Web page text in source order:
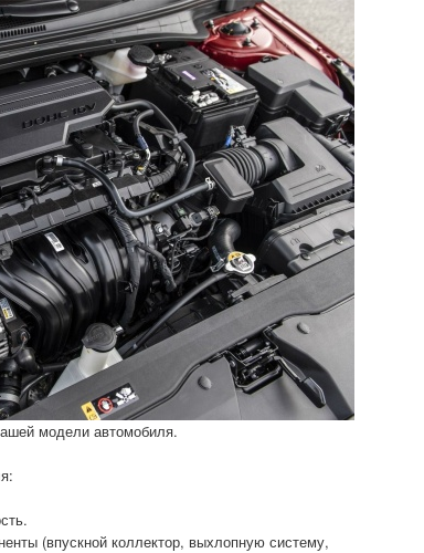
модели автомобиля.
(впускной коллектор, выхлопную систему,